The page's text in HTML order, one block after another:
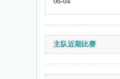
主队近期比赛